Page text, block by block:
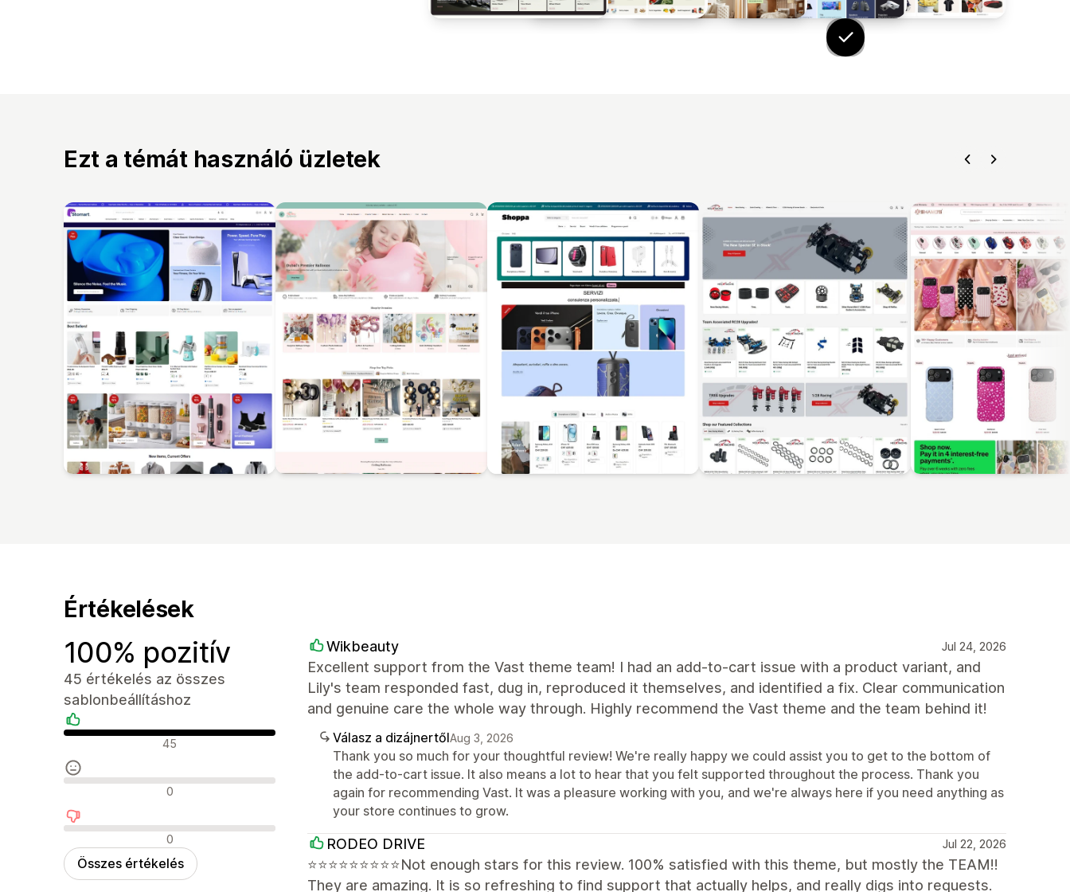
Ezt a témát használó üzletek
Értékelések
100% pozitív
45 értékelés az összes
sablonbeállításhoz
Pozitív értékelések
45
Semleges értékelések
0
Negatív értékelések
0
Összes értékelés
Wikbeauty Jul 24, 2026
Excellent support from the Vast theme team! I had an add-to-cart issue with a product variant, and
Lily's team responded fast, dug in, reproduced it themselves, and identified a fix. Clear communication
and genuine care the whole way through. Highly recommend the Vast theme and the team behind it!
Válasz a dizájnertőlAug 3, 2026
Thank you so much for your thoughtful review! We're really happy we could assist you to get to the bottom of
the add-to-cart issue. It also means a lot to hear that you felt supported throughout the process. Thank you
again for recommending Vast. It was a pleasure working with you, and we're always here if you need anything as
your store continues to grow.
RODEO DRIVE Jul 22, 2026
⭐⭐⭐⭐⭐⭐⭐⭐⭐Not enough stars for this review. 100% satisfied with this theme, but mostly the TEAM!!
They are amazing. It is so refreshing to find support that actually helps, and really digs into requests.